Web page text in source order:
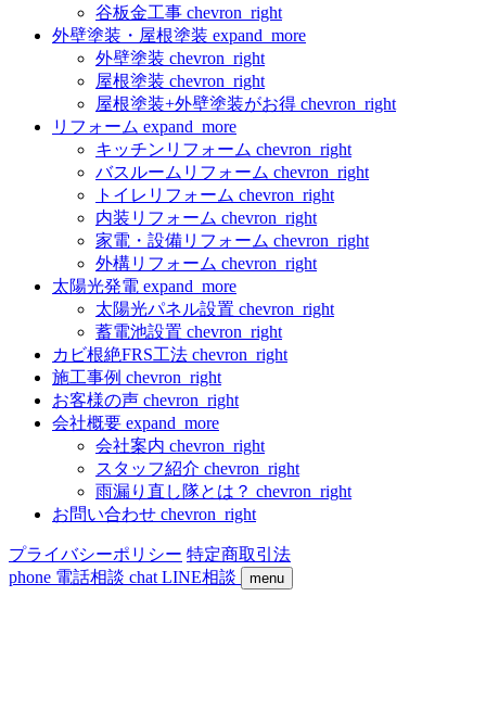
谷板金工事 chevron_right
外壁塗装・屋根塗装 expand_more
外壁塗装 chevron_right
屋根塗装 chevron_right
屋根塗装+外壁塗装がお得 chevron_right
リフォーム expand_more
キッチンリフォーム chevron_right
バスルームリフォーム chevron_right
トイレリフォーム chevron_right
内装リフォーム chevron_right
家電・設備リフォーム chevron_right
外構リフォーム chevron_right
太陽光発電 expand_more
太陽光パネル設置 chevron_right
蓄電池設置 chevron_right
カビ根絶FRS工法 chevron_right
施工事例 chevron_right
お客様の声 chevron_right
会社概要 expand_more
会社案内 chevron_right
スタッフ紹介 chevron_right
雨漏り直し隊とは？ chevron_right
お問い合わせ chevron_right
プライバシーポリシー 特定商取引法
phone 電話相談 chat LINE相談 menu